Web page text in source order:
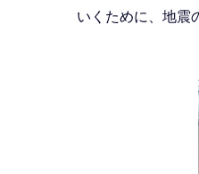
いくために、地震